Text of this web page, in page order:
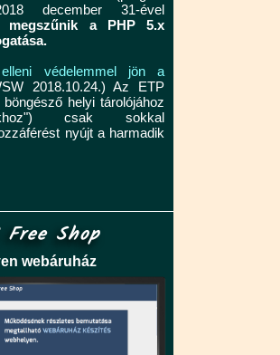
december 31-ével
megszűnik a PHP 5.x
védelemmel jön a
2018.10.24.) Az ETP
helyi tárolójához
csak sokkal
nyújt a harmadik
Free Shop
webáruház